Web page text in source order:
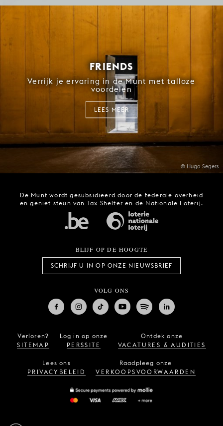
© Hugo Segers
FRIENDS
Verrijk je ervaring in de Munt met talloze
voordelen
LEES MEER
De Munt wordt gesubsidieerd door de federale overheid
en geniet steun van Tax Shelter en de Nationale Loterij.
BLIJF OP DE HOOGTE
SCHRIJF U IN OP ONZE NIEUWSBRIEF
VOLG ONS
Verloren?
SITEMAP
Log in op onze
PERSSITE
Ontdek onze
VACATURES & AUDITIES
Lees ons
PRIVACYBELEID
Raadpleeg onze
VERKOOPSVOORWAARDEN